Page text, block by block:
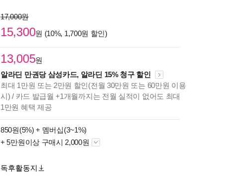
17,000원
15,300원 (10%, 1,700원 할인)
13,005원
알라딘 만권당 삼성카드, 알라딘 15% 청구 할인
최대 1만원 또는 2만원 할인(전월 30만원 또는 60만원 이용
시) / 카드 발급월 +1개월까지는 전월 실적이 없어도 최대
1만원 혜택 제공
850원(5%) + 멤버십(3~1%)
+ 5만원이상 구매시 2,000원
독후활동지